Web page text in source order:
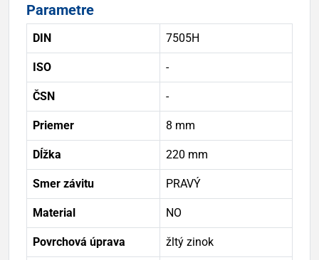
Parametre
DIN 7505H
ISO -
ČSN -
Priemer 8 mm
Dĺžka 220 mm
Smer závitu PRAVÝ
Material NO
Povrchová úprava žltý zinok